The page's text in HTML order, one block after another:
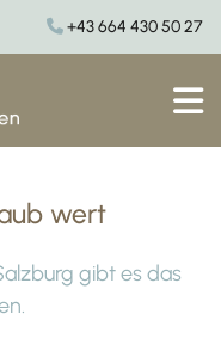
 +43 664 430 50 27
wert
gibt es das